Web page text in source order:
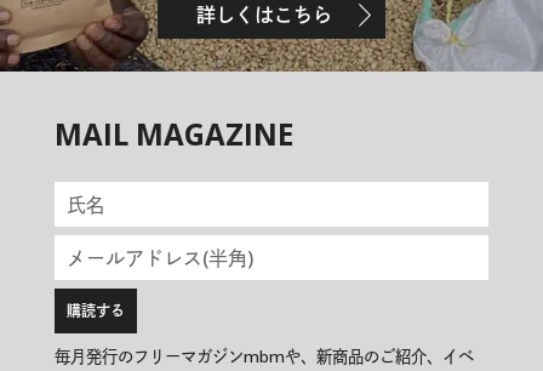
詳しくはこちら
MAIL MAGAZINE
毎月発行のフリーマガジンmbmや、新商品のご紹介、イベ